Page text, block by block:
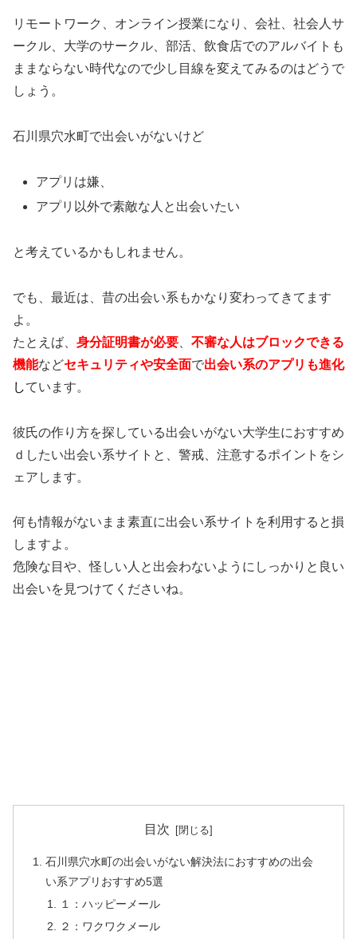
リモートワーク、オンライン授業になり、会社、社会人サ
ークル、大学のサークル、部活、飲食店でのアルバイトも
ままならない時代なので少し目線を変えてみるのはどうで
しょう。
石川県穴水町で出会いがないけど
アプリは嫌、
アプリ以外で素敵な人と出会いたい
と考えているかもしれません。
でも、最近は、昔の出会い系もかなり変わってきてます
よ。
たとえば、 身分証明書が必要
不審な人はブロックできる
機能などセキュリティや安全面で出会い系のアプリも進化
しています。
彼氏の作り方を探している出会いがない大学生におすすめ
ｄしたい出会い系サイトと、警戒、注意するポイントをシ
ェアします。
何も情報がないまま素直に出会い系サイトを利用すると損
しますよ。
危険な目や、怪しい人と出会わないようにしっかりと良い
出会いを見つけてくださいね。
目次
石川県穴水町の出会いがない解決法におすすめの出会
い系アプリおすすめ5選
１：ハッピーメール
２：ワクワクメール